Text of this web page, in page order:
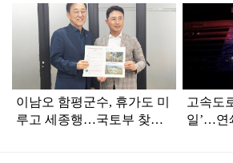
이남오 함평군수, 휴가도 미
루고 세종행…국토부 찾아
고속도
일’…연